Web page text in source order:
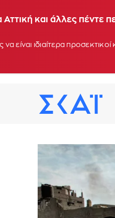
και άλλες πέντε
είναι ιδιαίτερα